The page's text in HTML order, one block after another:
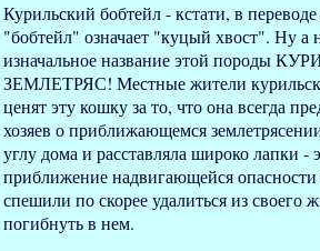
Курильский бобтейл - кстати, в
"бобтейл" означает "куцый хвост". Ну а
изначальное название этой породы
ЗЕМЛЕТРЯС! Местные жители
ценят эту кошку за то, что она всегда
хозяев о приближающемся
углу дома и расставляла широко лапки -
приближение надвигающейся опасности
спешили по скорее удалиться из своего
погибнуть в нем.